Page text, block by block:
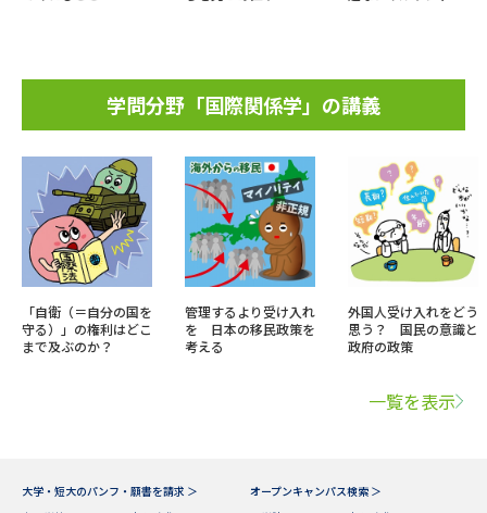
学問分野「国際関係学」の講義
「自衛（＝自分の国を
守る）」の権利はどこ
まで及ぶのか？
管理するより受け入れ
を 日本の移民政策を
考える
外国人受け入れをどう
思う？ 国民の意識と
政府の政策
一覧を表示
大学・短大のパンフ・願書を請求 ＞
オープンキャンパス検索 ＞